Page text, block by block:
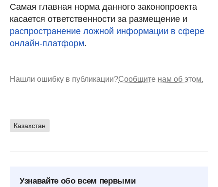
Самая главная норма данного законопроекта
касается ответственности за размещение и
распространение ложной информации в сфере
онлайн-платформ.
Нашли ошибку в публикации?Сообщите нам об этом.
Казахстан
Узнавайте обо всем первыми